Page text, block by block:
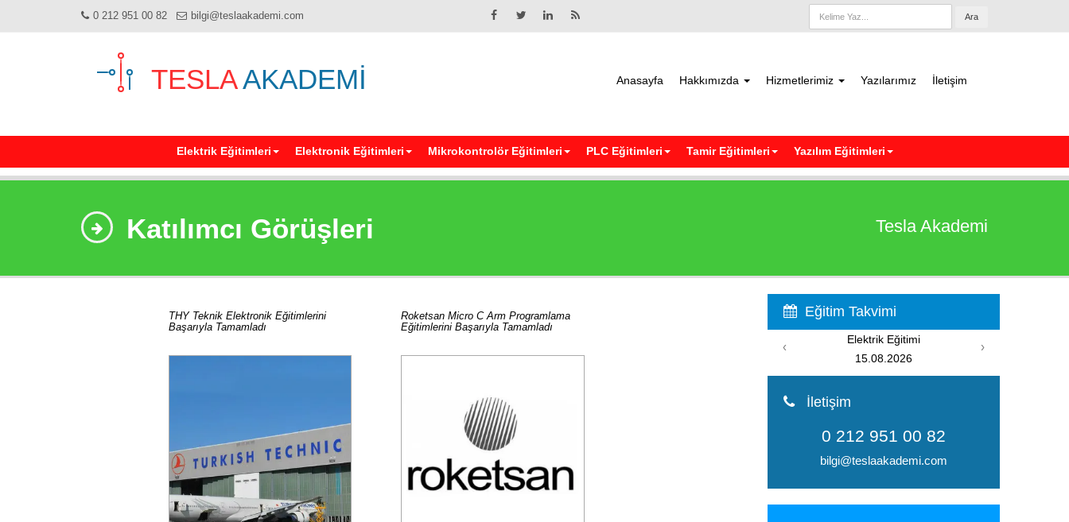
0 212 951 00 82 bilgi@teslaakademi.com Ara
TESLAAKADEMİ Anasayfa Hakkımızda Hizmetlerimiz Yazılarımız İletişim
Elektrik Eğitimleri Elektronik Eğitimleri Mikrokontrolör Eğitimleri PLC Eğitimleri Tamir Eğitimleri Yazılım Eğitimleri
Katılımcı Görüşleri Tesla Akademi
THY Teknik Elektronik Eğitimlerini
Başarıyla Tamamladı
Roketsan Micro C Arm Programlama
Eğitimlerini Başarıyla Tamamladı
Eğitim Takvimi
Elektrik Eğitimi
15.08.2026
‹ ›
İletişim
0 212 951 00 82
bilgi@teslaakademi.com